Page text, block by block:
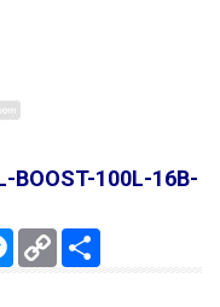
BOOST-100L-16B-
Messenger
Copy
Link